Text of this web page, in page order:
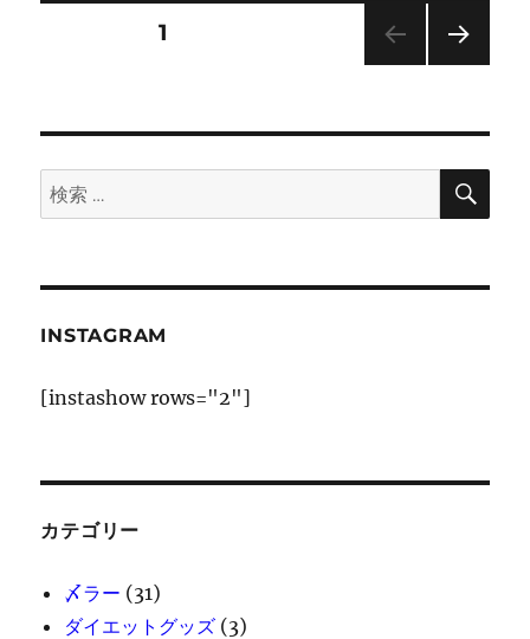
け
に
の
ペ
ジ
送
固定ページ1
検
索:
検
INSTAGRAM
[instashow rows="2"]
カテゴリー
〆ラー (31)
ダイエットグッズ (3)